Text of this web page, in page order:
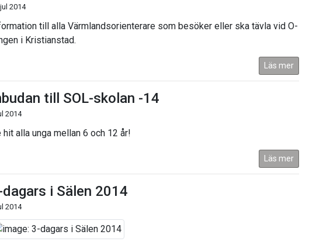
2014
till alla Värmlandsorienterare som besöker eller ska tävla vid O-
i Kristianstad.
Läs mer
till SOL-skolan -14
2014
hit alla unga mellan 6 och 12 år!
Läs mer
dagars i Sälen 2014
2014